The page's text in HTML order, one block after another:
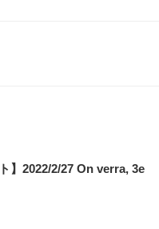
】2022/2/27 On verra, 3e